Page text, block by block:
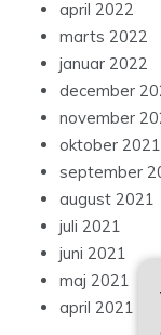
april 2022
marts 2022
januar 2022
december
november
oktober 2021
september
august 2021
juli 2021
juni 2021
maj 2021
april 2021